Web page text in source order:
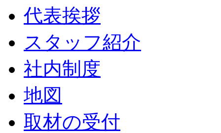
代表挨拶
スタッフ紹介
社内制度
地図
取材の受付